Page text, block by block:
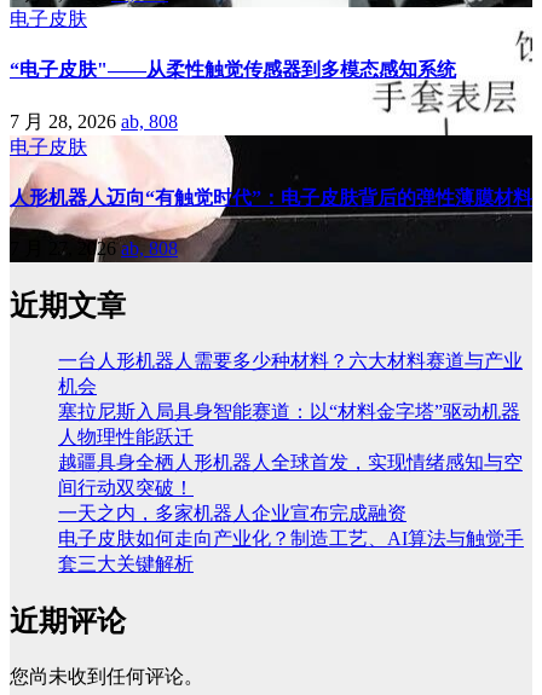
电子皮肤
“电子皮肤"——从柔性触觉传感器到多模态感知系统
7 月 28, 2026 ab, 808
电子皮肤
人形机器人迈向“有触觉时代”：电子皮肤背后的弹性薄膜材料
7 月 27, 2026ab, 808
近期文章
一台人形机器人需要多少种材料？六大材料赛道与产业
机会
塞拉尼斯入局具身智能赛道：以“材料金字塔”驱动机器
人物理性能跃迁
越疆具身全栖人形机器人全球首发，实现情绪感知与空
间行动双突破！
一天之内，多家机器人企业宣布完成融资
电子皮肤如何走向产业化？制造工艺、AI算法与触觉手
套三大关键解析
近期评论
您尚未收到任何评论。